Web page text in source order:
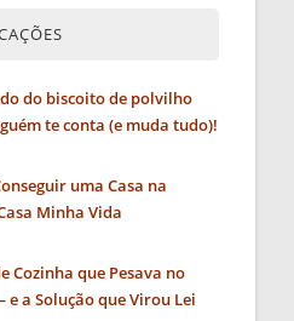
do biscoito de polvilho
te conta (e muda tudo)!
uma Casa na
Minha Vida
Cozinha que Pesava no
e a Solução que Virou Lei